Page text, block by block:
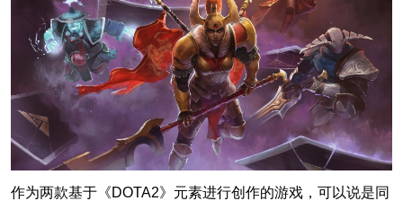
作为两款基于《DOTA2》元素进行创作的游戏，可以说是同